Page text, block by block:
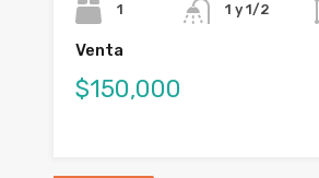
1
1 y 1/2
Venta
$150,000